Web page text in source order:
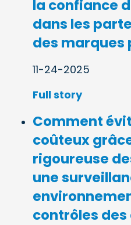
la confiance
dans les
des marques
11-24-2025
Full story
Comment
coûteux
rigoureuse
une
contrôles